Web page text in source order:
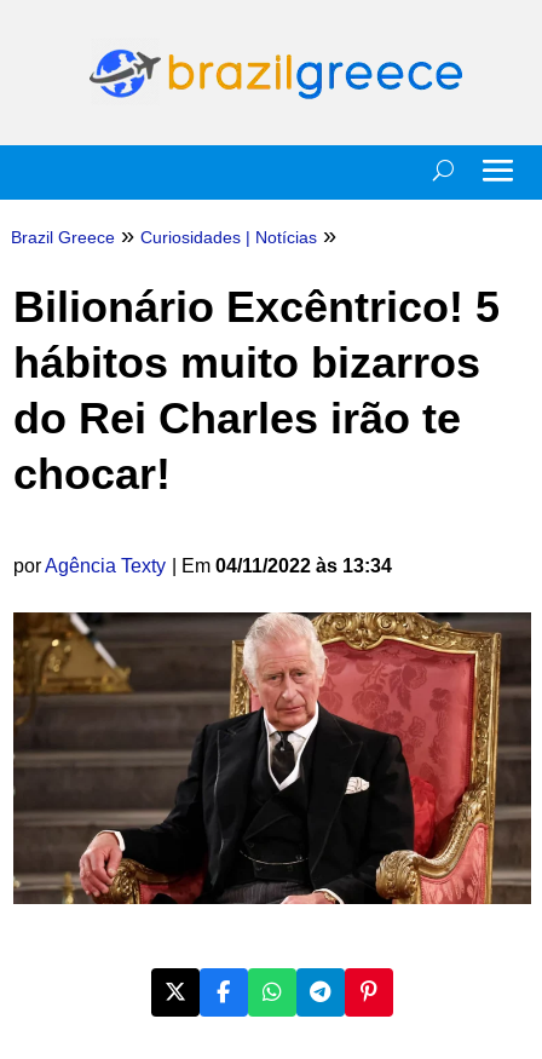
Brazil Greece » Curiosidades| Notícias »
Bilionário Excêntrico! 5
hábitos muito bizarros
do Rei Charles irão te
chocar!
porAgência Texty | Em 04/11/2022 às 13:34